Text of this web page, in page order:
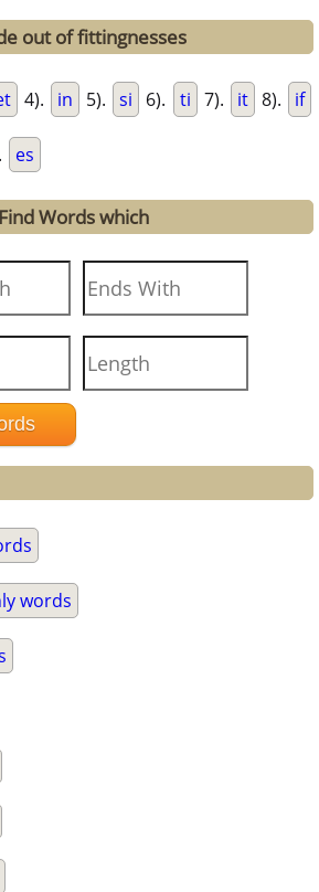
out of fittingnesses
4). in 5). si 6). ti 7). it 8). if
es
Find Words which
words